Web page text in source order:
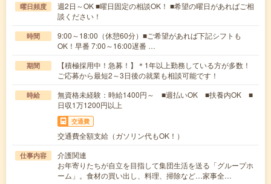
曜日頻度
週2日～OK ■曜日固定の相談OK！ ■希望の曜日があればご相
談ください！
時間
9:00～18:00（休憩60分）■ご希望があれば下記シフトも
OK！早番 7:00～16:00遅番 …
期間
【積極採用中！急募！】＊1年以上勤務している方が多数！
ご応募から最短2～3日後の就業も相談可能です！
時給
無資格未経験：時給1400円～ ■週払いOK ■扶養内OK ■
日収1万1200円以上
交通費
交通費全額支給（ガソリン代もOK！）
仕事内容
介護関連
お年寄りたちが自立を目指して集団生活を送る「グループホ
ーム」。食材の買い出し、料理、掃除など…家事全…